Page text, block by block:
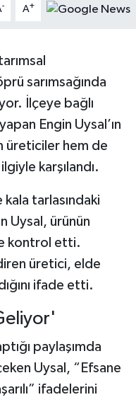
- A+
sarımsağında
İlçeye bağlı
Engin Uysal’ın
üreticiler hem de
karşılandı.
tarlasındaki
Uysal, ürünün
kontrol etti.
üretici, elde
ifade etti.
paylaşımda
Uysal, “Efsane
ifadelerini